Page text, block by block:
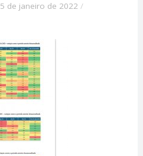
5 de janeiro de 2022 /